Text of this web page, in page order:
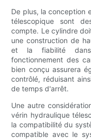
De plus, la conception
télescopique sont
compte. Le cylindre
une construction de
et la fiabilité
fonctionnement des
bien conçu assurera
contrôlé, réduisant
de temps d'arrêt.
Une autre
vérin hydraulique
la compatibilité du
compatible avec le